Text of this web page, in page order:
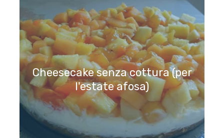
Cheesecake senza cottura (per
l'estate afosa)